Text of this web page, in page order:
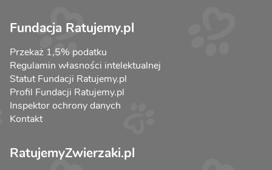
Fundacja Ratujemy.pl
Przekaż 1,5% podatku
Regulamin własności intelektualnej
Statut Fundacji Ratujemy.pl
Profil Fundacji Ratujemy.pl
Inspektor ochrony danych
Kontakt
RatujemyZwierzaki.pl